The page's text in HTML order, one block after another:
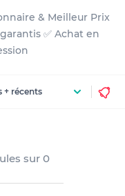
& Meilleur Prix
✅ Achat en
sur 0